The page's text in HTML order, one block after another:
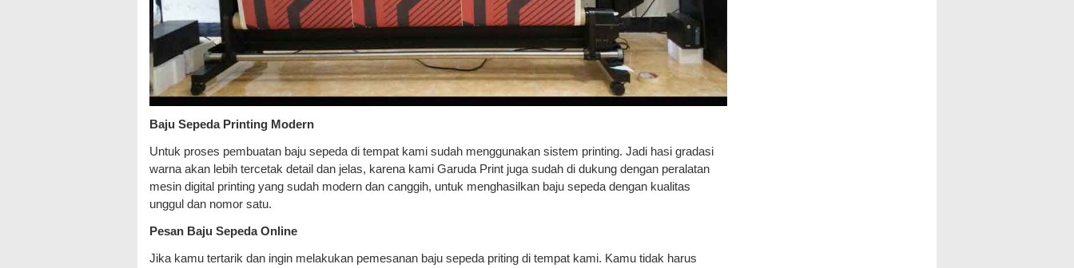
Baju Sepeda Printing Modern
Untuk proses pembuatan baju sepeda di tempat kami sudah menggunakan sistem printing. Jadi hasi gradasi
warna akan lebih tercetak detail dan jelas, karena kami Garuda Print juga sudah di dukung dengan peralatan
mesin digital printing yang sudah modern dan canggih, untuk menghasilkan baju sepeda dengan kualitas
unggul dan nomor satu.
Pesan Baju Sepeda Online
Jika kamu tertarik dan ingin melakukan pemesanan baju sepeda priting di tempat kami. Kamu tidak harus